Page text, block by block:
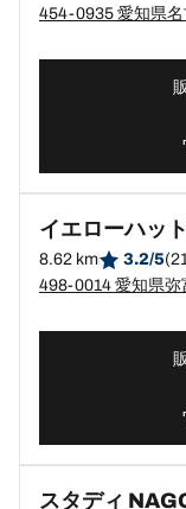
454-0935 愛知県
イエローハッ
8.62 km 3.2/5
498-0014 愛知県
スタディ